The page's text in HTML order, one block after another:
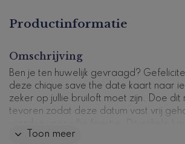
Productinformatie
Omschrijving
Ben je ten huwelijk gevraagd?
deze chique save the date kaart naar
zeker op jullie bruiloft moet zijn. Doe dit
tevoren zodat deze datum vast vrij
donkerblauwe waterverf als
Toon meer